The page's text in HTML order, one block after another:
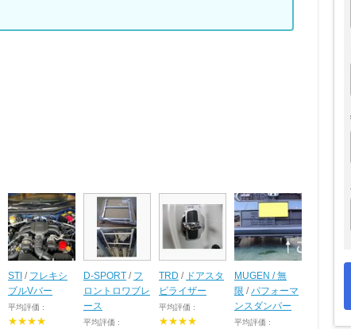
STI / フレキシ
ブルVバー
平均評価 :
★★★★
D-SPORT / フ
ロントロワブレ
ース
平均評価 :
TRD / ドアスタ
ビライザー
平均評価 :
★★★★
MUGEN / 無
限 /パフォーマ
ンスダンパー
平均評価 :